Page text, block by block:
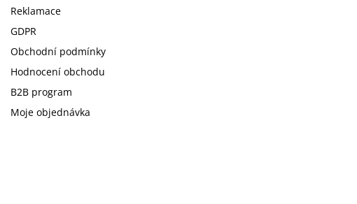
Reklamace
GDPR
Obchodní podmínky
Hodnocení obchodu
B2B program
Moje objednávka